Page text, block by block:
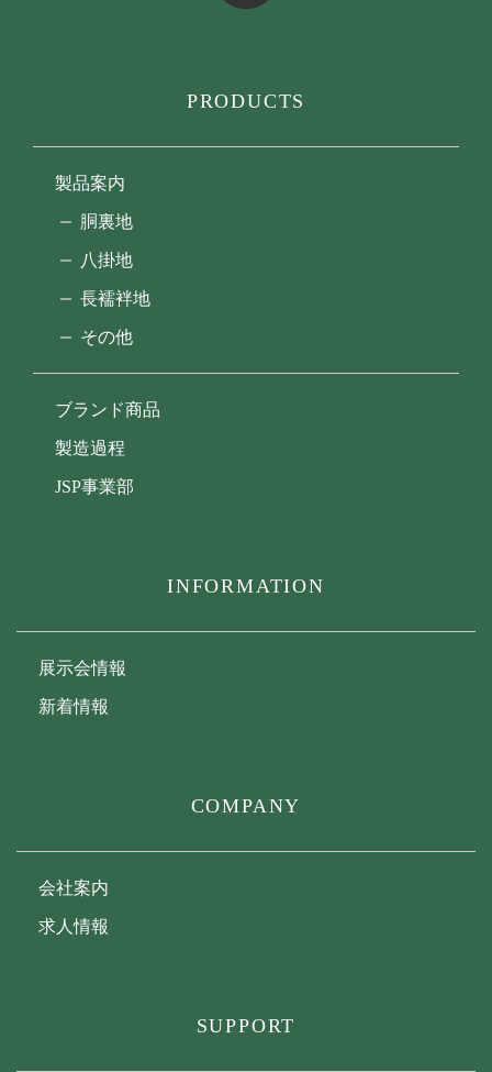
PRODUCTS
製品案内
胴裏地
八掛地
長襦袢地
その他
ブランド商品
製造過程
JSP事業部
INFORMATION
展示会情報
新着情報
COMPANY
会社案内
求人情報
SUPPORT